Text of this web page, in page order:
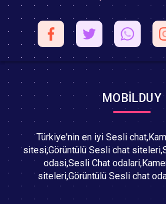
MOBİLDUY
Türkiye'nin en iyi Sesli
sitesi,Görüntülü Sesli chat
odasi,Sesli Chat
siteleri,Görüntülü Sesli chat